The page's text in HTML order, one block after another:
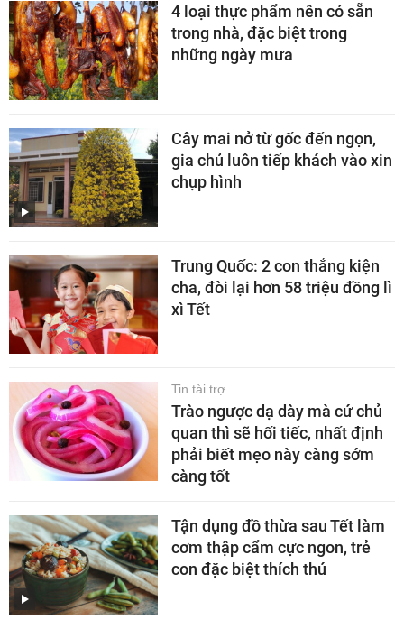
4 loại thực phẩm nên có sẵn
trong nhà, đặc biệt trong
những ngày mưa
Cây mai nở từ gốc đến ngọn,
gia chủ luôn tiếp khách vào xin
chụp hình
Trung Quốc: 2 con thắng kiện
cha, đòi lại hơn 58 triệu đồng lì
xì Tết
Tin tài trợ
Trào ngược dạ dày mà cứ chủ
quan thì sẽ hối tiếc, nhất định
phải biết mẹo này càng sớm
càng tốt
Tận dụng đồ thừa sau Tết làm
cơm thập cẩm cực ngon, trẻ
con đặc biệt thích thú